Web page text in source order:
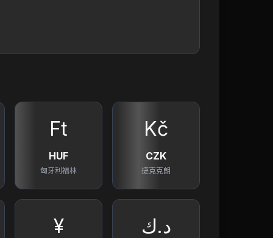
Ft
HUF
匈牙利福林
Kč
CZK
捷克克朗
¥ د.ك